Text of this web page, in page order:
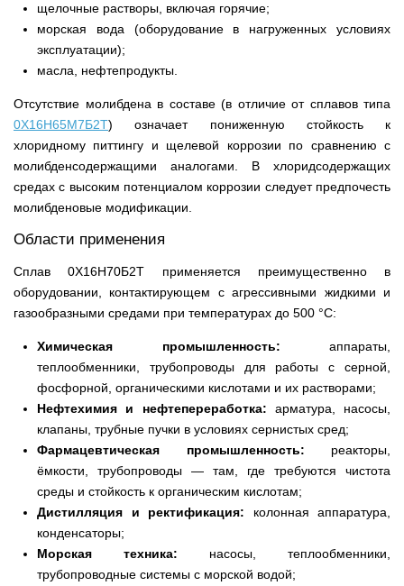
щелочные растворы, включая горячие;
морская вода (оборудование в нагруженных условиях
эксплуатации);
масла, нефтепродукты.
Отсутствие молибдена в составе (в отличие от сплавов типа
0Х16Н65М7Б2Т) означает пониженную стойкость к
хлоридному питтингу и щелевой коррозии по сравнению с
молибденсодержащими аналогами. В хлоридсодержащих
средах с высоким потенциалом коррозии следует предпочесть
молибденовые модификации.
Области применения
Сплав 0Х16Н70Б2Т применяется преимущественно в
оборудовании, контактирующем с агрессивными жидкими и
газообразными средами при температурах до 500 °С:
Химическая промышленность: аппараты,
теплообменники, трубопроводы для работы с серной,
фосфорной, органическими кислотами и их растворами;
Нефтехимия и нефтепереработка: арматура, насосы,
клапаны, трубные пучки в условиях сернистых сред;
Фармацевтическая промышленность: реакторы,
ёмкости, трубопроводы — там, где требуются чистота
среды и стойкость к органическим кислотам;
Дистилляция и ректификация: колонная аппаратура,
конденсаторы;
Морская техника: насосы, теплообменники,
трубопроводные системы с морской водой;